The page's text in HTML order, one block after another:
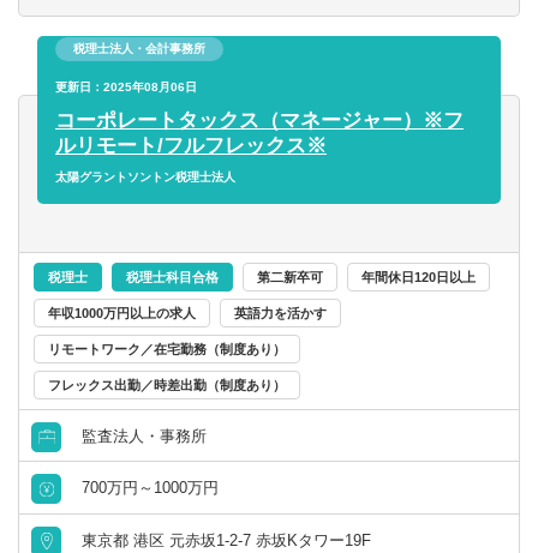
※巡回監査業務はWEBミーティングがメインですが、クラ
イアント先に伺うこともございます。
【会計ソフト】
■freee、弥生会計、マネーフォワード
税理士法人・会計事務所
更新日：2025年08月06日
コーポレートタックス（マネージャー）※フ
ルリモート/フルフレックス※
太陽グラントソントン税理士法人
税理士 税理士科目合格 第二新卒可 年間休日120日以上
年収1000万円以上の求人 英語力を活かす
リモートワーク／在宅勤務（制度あり）
フレックス出勤／時差出勤（制度あり）
監査法人・事務所
700万円～1000万円
東京都 港区 元赤坂1-2-7 赤坂Kタワー19F